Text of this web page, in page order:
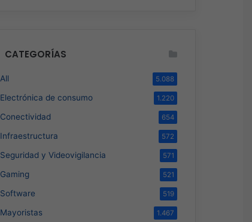
CATEGORÍAS
All 5.088
Electrónica de consumo 1.220
Conectividad 654
Infraestructura 572
Seguridad y Videovigilancia 571
Gaming 521
Software 519
Mayoristas 1.467